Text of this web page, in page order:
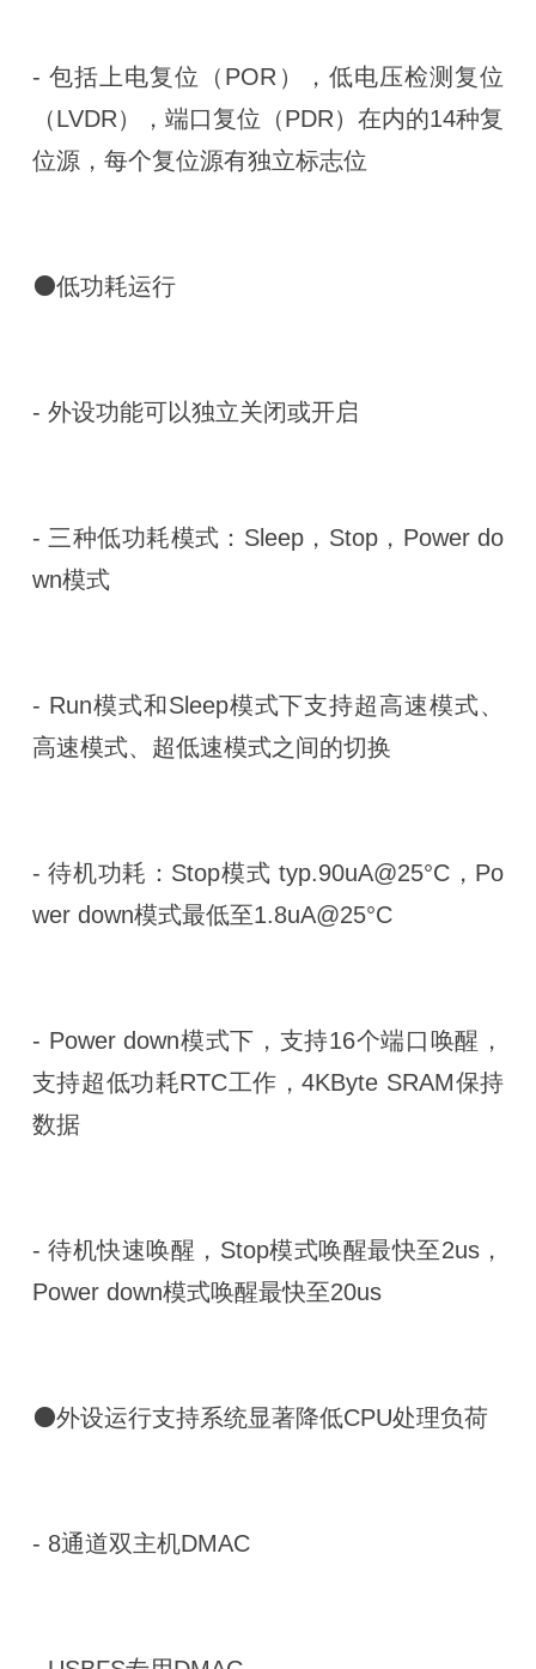
- 包括上电复位（POR），低电压检测复位
（LVDR），端口复位（PDR）在内的14种复
位源，每个复位源有独立标志位
⚫低功耗运行
- 外设功能可以独立关闭或开启
- 三种低功耗模式：Sleep，Stop，Power do
wn模式
- Run模式和Sleep模式下支持超高速模式、
高速模式、超低速模式之间的切换
- 待机功耗：Stop模式 typ.90uA@25°C，Po
wer down模式最低至1.8uA@25°C
- Power down模式下，支持16个端口唤醒，
支持超低功耗RTC工作，4KByte SRAM保持
数据
- 待机快速唤醒，Stop模式唤醒最快至2us，
Power down模式唤醒最快至20us
⚫外设运行支持系统显著降低CPU处理负荷
- 8通道双主机DMAC